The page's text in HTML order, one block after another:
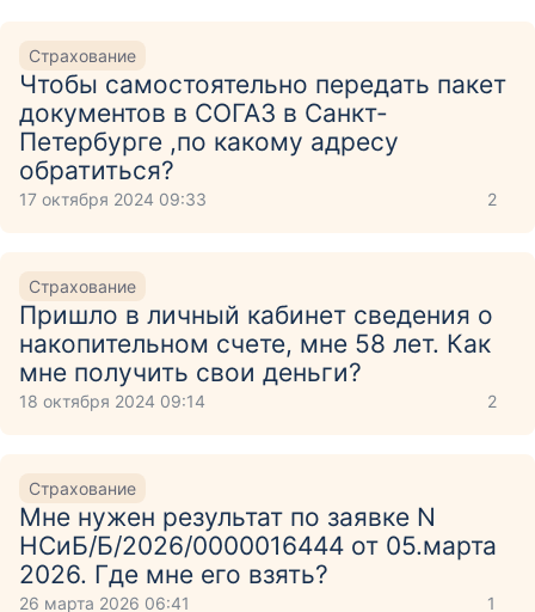
Страхование
Чтобы самостоятельно передать пакет
документов в СОГАЗ в Санкт-
Петербурге ,по какому адресу
обратиться?
17 октября 2024 09:33 2
Страхование
Пришло в личный кабинет сведения о
накопительном счете, мне 58 лет. Как
мне получить свои деньги?
18 октября 2024 09:14 2
Страхование
Мне нужен результат по заявке N
НСиБ/Б/2026/0000016444 от 05.марта
2026. Где мне его взять?
26 марта 2026 06:41 1